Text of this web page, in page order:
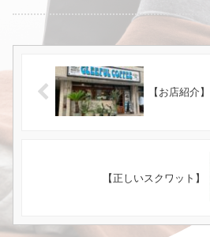
【お店紹介】
【正しいスクワット】